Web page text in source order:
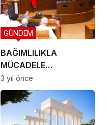
BAĞIMLILIKLA
MÜCADELE
TOPLANTISI VALİ
PEHLİVAN
BAŞKANLIĞINDA
YAPILDI
GÜNDEM
3 yıl önce